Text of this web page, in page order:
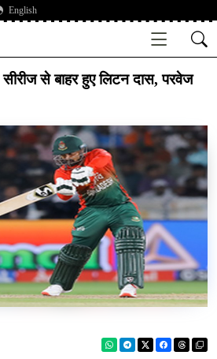
English
से बाहर हुए लिटन दास, परवेज